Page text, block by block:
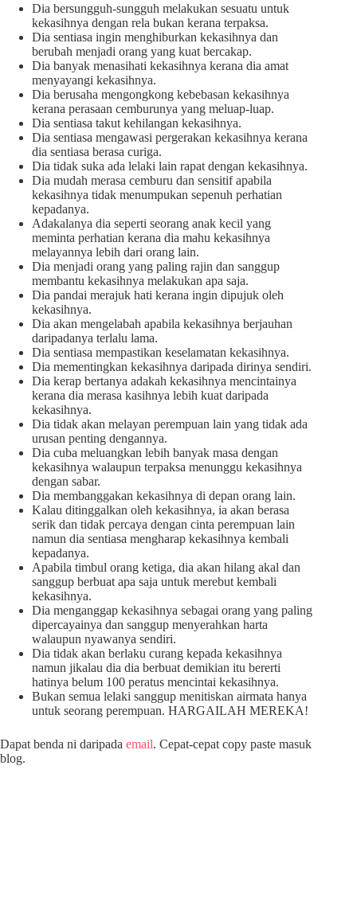
Dia bersungguh-sungguh melakukan sesuatu untuk
kekasihnya dengan rela bukan kerana terpaksa.
Dia sentiasa ingin menghiburkan kekasihnya dan
berubah menjadi orang yang kuat bercakap.
Dia banyak menasihati kekasihnya kerana dia amat
menyayangi kekasihnya.
Dia berusaha mengongkong kebebasan kekasihnya
kerana perasaan cemburunya yang meluap-luap.
Dia sentiasa takut kehilangan kekasihnya.
Dia sentiasa mengawasi pergerakan kekasihnya kerana
dia sentiasa berasa curiga.
Dia tidak suka ada lelaki lain rapat dengan kekasihnya.
Dia mudah merasa cemburu dan sensitif apabila
kekasihnya tidak menumpukan sepenuh perhatian
kepadanya.
Adakalanya dia seperti seorang anak kecil yang
meminta perhatian kerana dia mahu kekasihnya
melayannya lebih dari orang lain.
Dia menjadi orang yang paling rajin dan sanggup
membantu kekasihnya melakukan apa saja.
Dia pandai merajuk hati kerana ingin dipujuk oleh
kekasihnya.
Dia akan mengelabah apabila kekasihnya berjauhan
daripadanya terlalu lama.
Dia sentiasa mempastikan keselamatan kekasihnya.
Dia mementingkan kekasihnya daripada dirinya sendiri.
Dia kerap bertanya adakah kekasihnya mencintainya
kerana dia merasa kasihnya lebih kuat daripada
kekasihnya.
Dia tidak akan melayan perempuan lain yang tidak ada
urusan penting dengannya.
Dia cuba meluangkan lebih banyak masa dengan
kekasihnya walaupun terpaksa menunggu kekasihnya
dengan sabar.
Dia membanggakan kekasihnya di depan orang lain.
Kalau ditinggalkan oleh kekasihnya, ia akan berasa
serik dan tidak percaya dengan cinta perempuan lain
namun dia sentiasa mengharap kekasihnya kembali
kepadanya.
Apabila timbul orang ketiga, dia akan hilang akal dan
sanggup berbuat apa saja untuk merebut kembali
kekasihnya.
Dia menganggap kekasihnya sebagai orang yang paling
dipercayainya dan sanggup menyerahkan harta
walaupun nyawanya sendiri.
Dia tidak akan berlaku curang kepada kekasihnya
namun jikalau dia dia berbuat demikian itu bererti
hatinya belum 100 peratus mencintai kekasihnya.
Bukan semua lelaki sanggup menitiskan airmata hanya
untuk seorang perempuan. HARGAILAH MEREKA!
Dapat benda ni daripada email. Cepat-cepat copy paste masuk
blog.